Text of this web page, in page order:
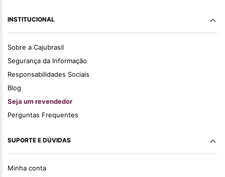
INSTITUCIONAL
Sobre a Cajubrasil
Segurança da Informação
Responsabilidades Sociais
Blog
Seja um revendedor
Perguntas Frequentes
SUPORTE E DÚVIDAS
Minha conta